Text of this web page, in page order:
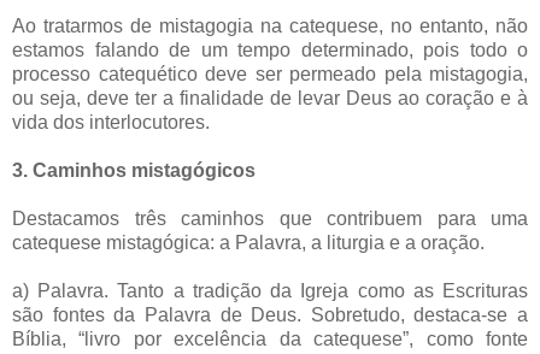
Ao tratarmos de mistagogia na catequese, no entanto, não
estamos falando de um tempo determinado, pois todo o
processo catequético deve ser permeado pela mistagogia,
ou seja, deve ter a finalidade de levar Deus ao coração e à
vida dos interlocutores.
3. Caminhos mistagógicos
Destacamos três caminhos que contribuem para uma
catequese mistagógica: a Palavra, a liturgia e a oração.
a) Palavra. Tanto a tradição da Igreja como as Escrituras
são fontes da Palavra de Deus. Sobretudo, destaca-se a
Bíblia, “livro por excelência da catequese”, como fonte